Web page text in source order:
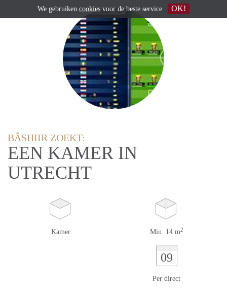
BẲSHIIR ZOEKT:
EEN KAMER IN
UTRECHT
Kamer Min. 14 m2
09
Per direct
We gebruiken cookies voor de beste service OK!